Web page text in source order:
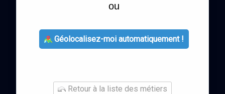
ou
Géolocalisez-moi automatiquement !
Retour à la liste des métiers